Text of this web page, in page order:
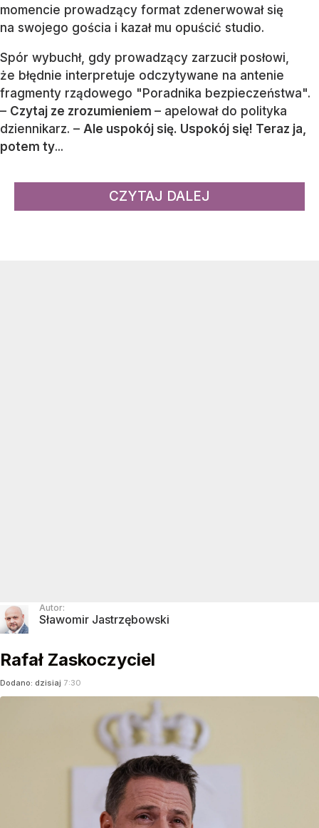
momencie prowadzący format zdenerwował się
na swojego gościa i kazał mu opuścić studio.
Spór wybuchł, gdy prowadzący zarzucił posłowi,
że błędnie interpretuje odczytywane na antenie
fragmenty rządowego "Poradnika bezpieczeństwa".
– Czytaj ze zrozumieniem – apelował do polityka
dziennikarz. – Ale uspokój się. Uspokój się! Teraz ja,
potem ty...
CZYTAJ DALEJ
Autor:
Sławomir Jastrzębowski
Rafał Zaskoczyciel
Dodano: dzisiaj 7:30